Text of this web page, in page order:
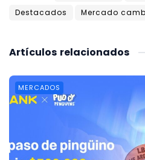
Destacados
Mercado
relacionados
Artículos
MERCADOS